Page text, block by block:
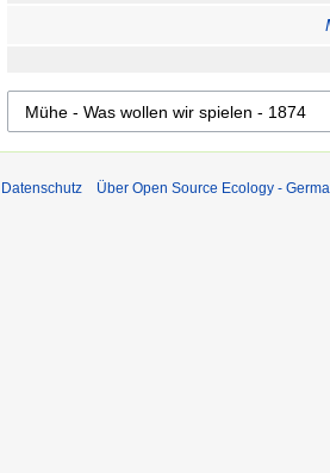
Datenschutz Über Open Source Ecology -